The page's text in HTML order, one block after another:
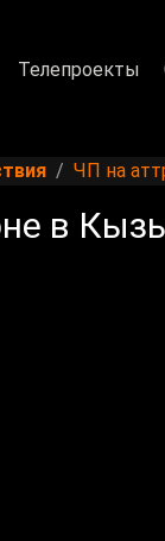
Телепроекты
ЧП на
в